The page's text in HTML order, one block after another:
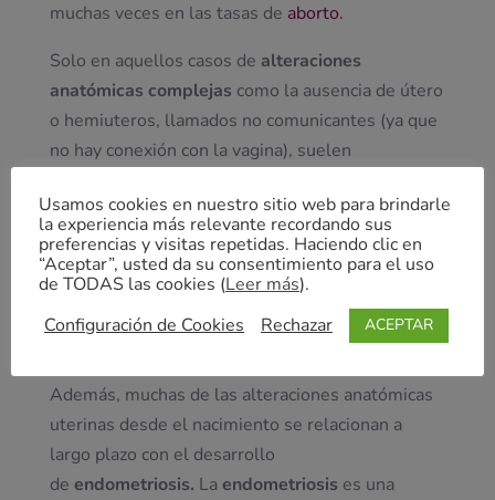
muchas veces en las tasas de aborto.
Solo en aquellos casos de alteraciones
anatómicas complejas como la ausencia de útero
o hemiuteros, llamados no comunicantes (ya que
no hay conexión con la vagina), suelen
menstruación» durante la pubertad.
En el caso del útero septado también está
asociado amayores complicaciones durante el
embarazo(abortos tardíos, partos prematuros
Además, muchas de las alteraciones anatómicas
uterinas desde el nacimiento se relacionan a
largo plazo con el desarrollo
de endometriosis. La endometriosis es una
Usamos cookies en nuestro sitio web para brindarle
la experiencia más relevante recordando sus
preferencias y visitas repetidas. Haciendo clic en
“Aceptar”, usted da su consentimiento para el uso
de TODAS las cookies (Leer más).
Configuración de Cookies
Rechazar ACEPTAR